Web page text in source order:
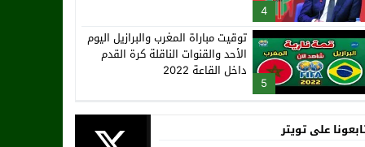
4
5
توقيت مباراة المغرب والبرازيل اليوم
الأحد والقنوات الناقلة كرة القدم
داخل القاعة 2022
على تويتر